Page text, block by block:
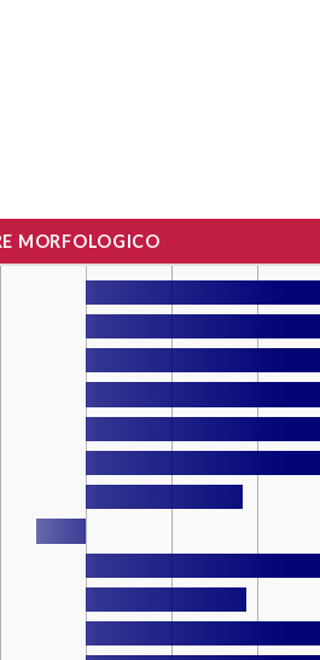
MORFOLOGICO